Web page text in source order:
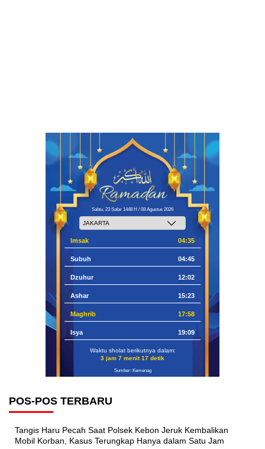
Sabtu, 23 Safar 1448 H / 08 Agustus 2026
Imsak 04:35
Subuh 04:45
Dzuhur 12:02
Ashar 15:23
Maghrib 17:58
Isya 19:09
Waktu sholat berikutnya dalam:
3 jam 7 menit 16 detik
Sumber: Kemenag
POS-POS TERBARU
Tangis Haru Pecah Saat Polsek Kebon Jeruk Kembalikan
Mobil Korban, Kasus Terungkap Hanya dalam Satu Jam